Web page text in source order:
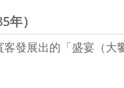
）
發展出的「盛宴（大